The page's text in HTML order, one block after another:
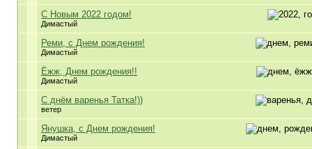
С Новым 2022 годом!
Димастый
Реми, с Днем рождения!
Димастый
Ёжж, Днем рождения!!
Димастый
С днём варенья Татка!))
ветер
Янушка, с Днем рождения!
Димастый